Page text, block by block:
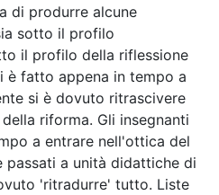
di produrre alcune
sotto il profilo
il profilo della riflessione
è fatto appena in tempo a
si è dovuto ritrascivere
riforma. Gli insegnanti
a entrare nell'ottica del
a unità didattiche di
'ritradurre' tutto. Liste